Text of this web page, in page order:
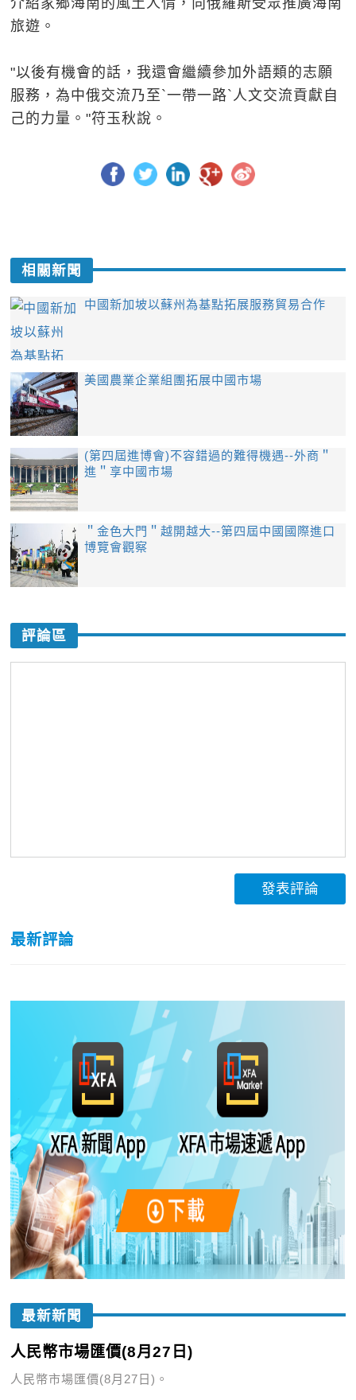
介紹家鄉海南的風土人情，向俄羅斯受眾推廣海南
旅遊。
"以後有機會的話，我還會繼續參加外語類的志願
服務，為中俄交流乃至`一帶一路`人文交流貢獻自
己的力量。"符玉秋說。
相關新聞
中國新加坡以蘇州為基點拓展服務貿易合作
美國農業企業組團拓展中國市場
(第四屆進博會)不容錯過的難得機遇--外商＂
進＂享中國市場
＂金色大門＂越開越大--第四屆中國國際進口
博覽會觀察
評論區
發表評論
最新評論
最新新聞
人民幣市場匯價(8月27日)
人民幣市場匯價(8月27日)。